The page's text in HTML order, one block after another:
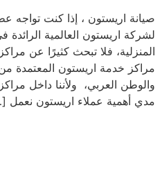
صيانة اريستون ، إذا كنت تواجه
لشركة اريستون العالمية
المنزلية، فلا تبحث كثيرًا عن
مراكز خدمة اريستون
والوطن العربي، ولأننا داخل
مدي أهمية عملاء اريستون نعمل